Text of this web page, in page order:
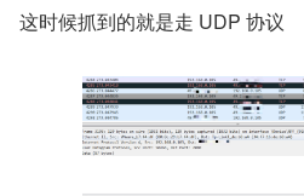
这时候抓到的就是走 UDP 协议